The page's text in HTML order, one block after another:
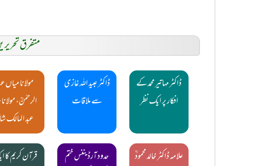
متفرق
ڈاکٹر مہاتیر محمد کے
افکار پر ایک نظر
ڈاکٹر عبید اللہ غازی
سے ملاقات
مولانا میاں
الرحمٰنؒ،
عبد المالک
علامہ ڈاکٹر خالد محمودؒ
حدود آرڈیننس ختم
قرآن کریم کا